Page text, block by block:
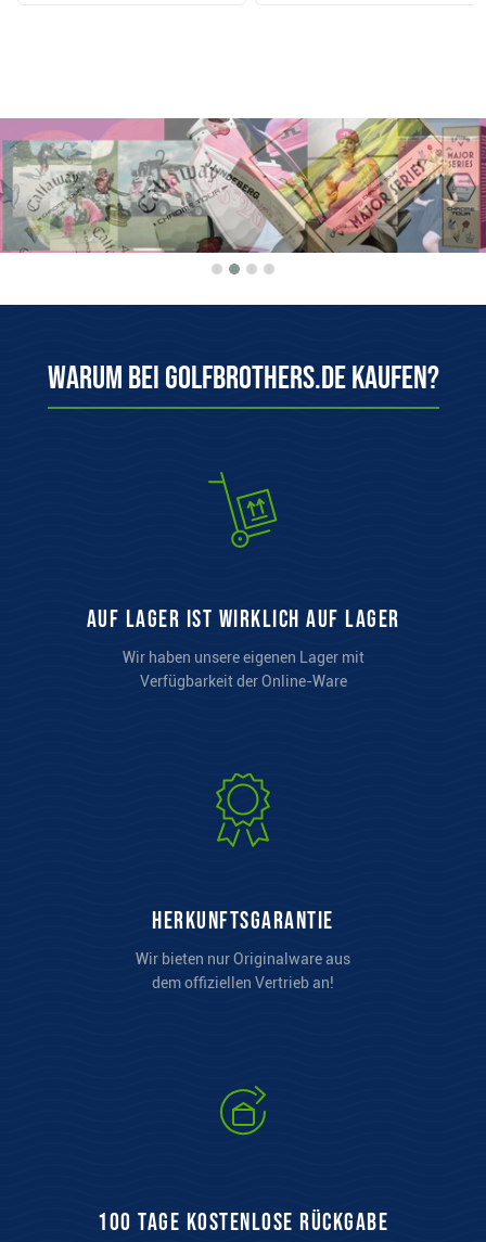
Warum bei Golfbrothers.de kaufen?
auf Lager ist wirklich auf Lager
Wir haben unsere eigenen Lager mit
Verfügbarkeit der Online-Ware
Herkunftsgarantie
Wir bieten nur Originalware aus
dem offiziellen Vertrieb an!
100 Tage kostenlose Rückgabe